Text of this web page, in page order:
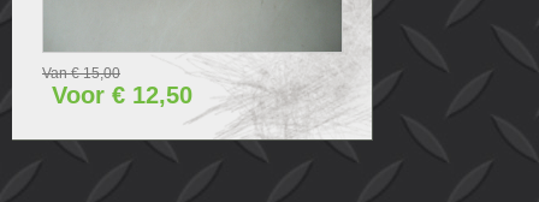
Van € 15,00
Voor € 12,50